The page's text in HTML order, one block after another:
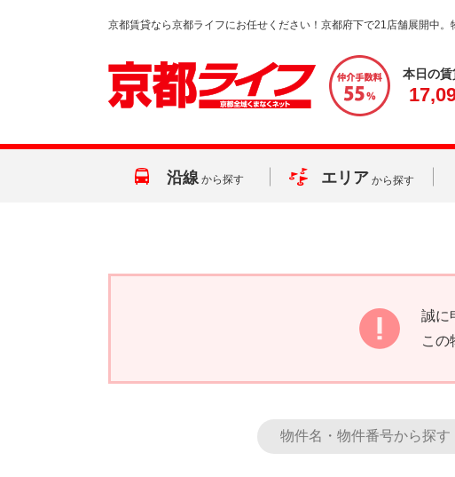
京都賃貸なら京都ライフにお任せください！京都府下で21店舗展開中。
本日の
沿線 から探す エリア から探す
誠に
この